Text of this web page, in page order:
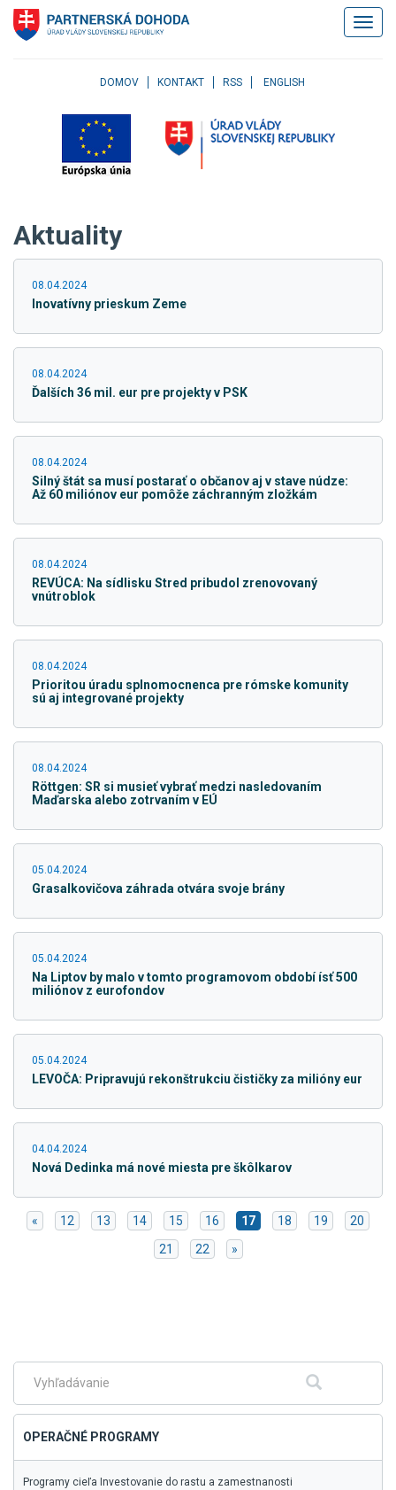
Klávesové
skratky
Skočiť
menu
užívateľské
menu
stránky
DOMOV KONTAKT RSS ENGLISH
Aktuality
08.04.2024
Inovatívny prieskum Zeme
08.04.2024
Ďalších 36 mil. eur pre projekty v PSK
08.04.2024
Silný štát sa musí postarať o občanov aj v stave núdze:
Až 60 miliónov eur pomôže záchranným zložkám
08.04.2024
REVÚCA: Na sídlisku Stred pribudol zrenovovaný
vnútroblok
08.04.2024
Prioritou úradu splnomocnenca pre rómske komunity
sú aj integrované projekty
08.04.2024
Röttgen: SR si musieť vybrať medzi nasledovaním
Maďarska alebo zotrvaním v EÚ
05.04.2024
Grasalkovičova záhrada otvára svoje brány
05.04.2024
Na Liptov by malo v tomto programovom období ísť 500
miliónov z eurofondov
05.04.2024
LEVOČA: Pripravujú rekonštrukciu čističky za milióny eur
04.04.2024
Nová Dedinka má nové miesta pre škôlkarov
« 12 13 14 15 16 17 18 19
20
21
22 »
hlavné
menu
Fulltextové
Hľadať
OPERAČNÉ PROGRAMY
Programy cieľa Investovanie do rastu a zamestnanosti